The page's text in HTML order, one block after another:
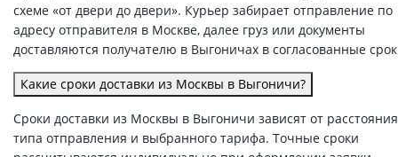
схеме «от двери до двери». Курьер забирает отправление по
адресу отправителя в Москве, далее груз или документы
доставляются получателю в Выгоничах в согласованные
Какие сроки доставки из Москвы в Выгоничи?
Сроки доставки из Москвы в Выгоничи зависят от
типа отправления и выбранного тарифа. Точные сроки